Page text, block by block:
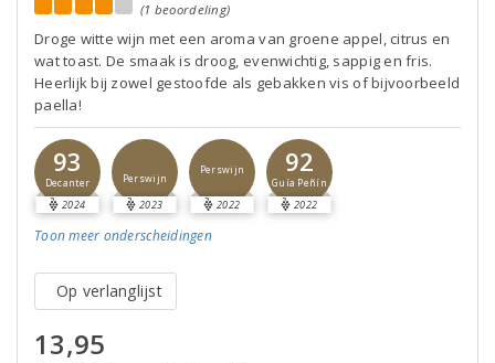
(1 beoordeling)
Droge witte wijn met een aroma van groene appel, citrus en
wat toast. De smaak is droog, evenwichtig, sappig en fris.
Heerlijk bij zowel gestoofde als gebakken vis of bijvoorbeeld
paella!
93
Decanter
2024
Perswijn
2023
Perswijn
2022
92
Guía Peñín
2022
Toon meer onderscheidingen
Op verlanglijst
13,95